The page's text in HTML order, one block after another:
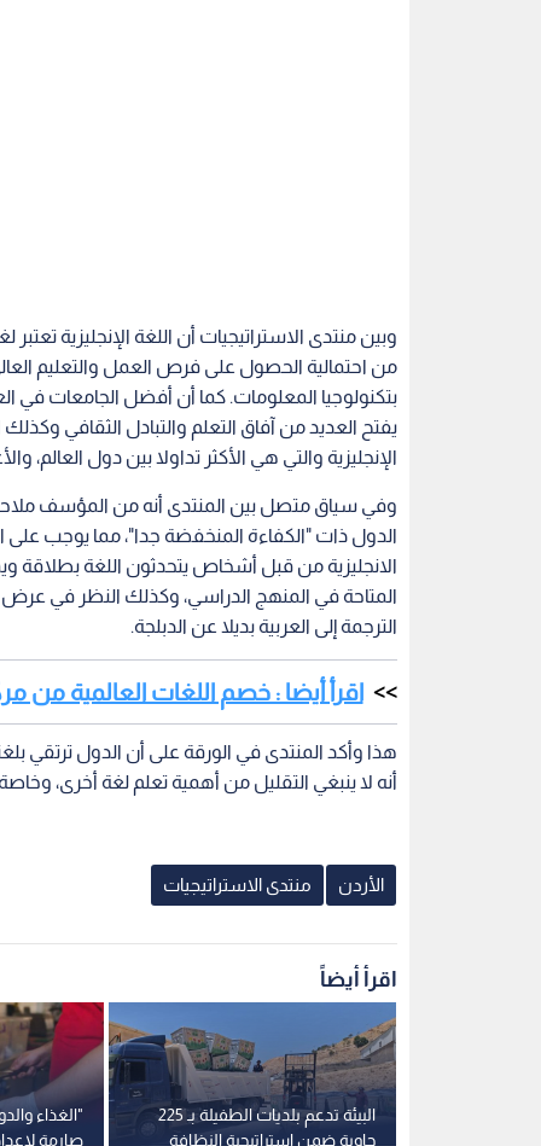
وبين منتدى الاستراتيجيات أن اللغة الإنجليزية
من احتمالية الحصول على فرص العمل والتعليم
بتكنولوجيا المعلومات. كما أن أفضل الجامعات في
يفتح العديد من آفاق التعلم والتبادل الثقافي
الإنجليزية والتي هي الأكثر تداولا بين دول العالم،
الدول ذات "الكفاءة المنخفضة جدا"، مما يوجب على
الانجليزية من قبل أشخاص يتحدثون اللغة بطلاقة
المتاحة في المنهج الدراسي، وكذلك النظر في عرض
الترجمة إلى العربية بديلا عن الدبلجة.
اقرأ أيضا : خصم اللغات العالمية من
هذا وأكد المنتدى في الورقة على أن الدول ترتقي
أنه لا ينبغي التقليل من أهمية تعلم لغة أخرى، وخاصة
الأردن منتدى الاستراتيجيات
اقرأ أيضاً
"الغذاء
صارمة
البيئة تدعم بلديات الطفيلة بـ 225
حاوية ضمن استراتيجية النظافة